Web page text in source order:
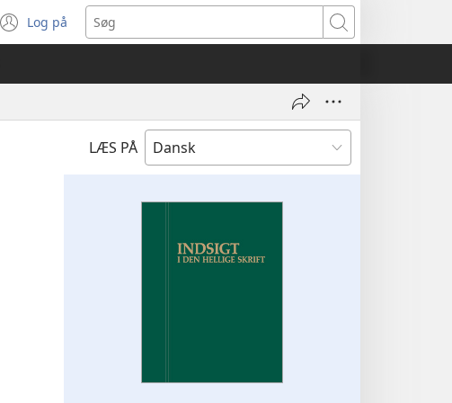
Log på
(åbner
nyt
Søg
LÆS PÅ